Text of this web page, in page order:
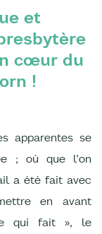
et
cœur du
!
apparentes se
; où que l’on
a été fait avec
en avant
qui fait », le